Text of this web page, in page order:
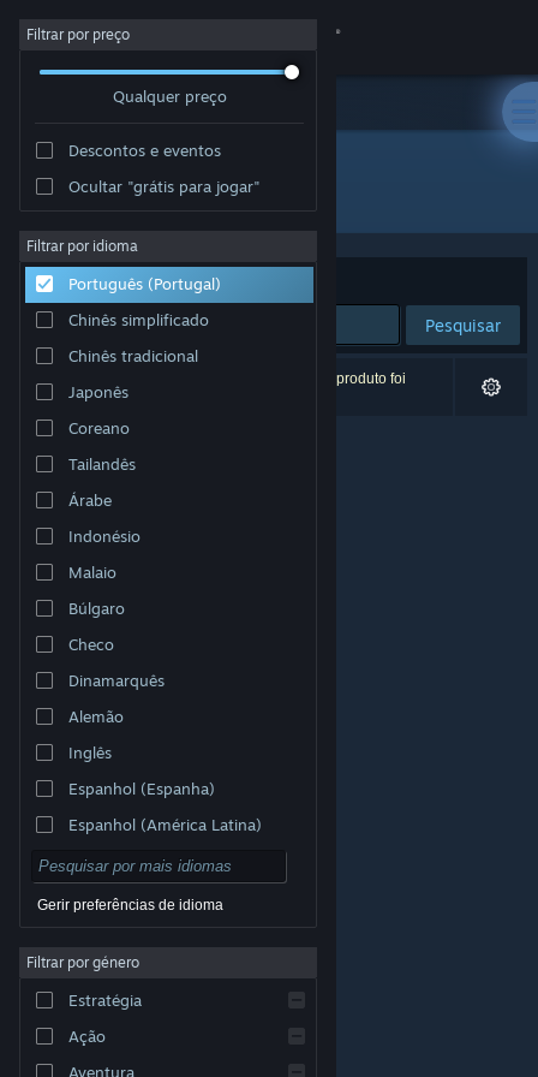
Iniciar sessão
Sobre
Apoio
Alterar idioma
Instala a app móvel do Steam
Ver versão para computadores
© Valve Corporation. Todos os direitos reservados.
respetivos proprietários nos E.U.A. e outros países.
Acessibilidade
Reembolsos|Cookies
Filtrar por preço
Qualquer preço
Descontos e eventos
Ocultar "grátis para jogar"
Filtrar por idioma
Português (Portugal)
Chinês simplificado
Chinês tradicional
Japonês
Coreano
Tailandês
Árabe
Indonésio
Malaio
Búlgaro
Checo
Dinamarquês
Alemão
Inglês
Espanhol (Espanha)
Espanhol (América Latina)
Gerir preferências de idioma
Filtrar por género
Estratégia
Ação
Aventura
Developer: Ashley Roesler
Ordenar por Relevância
Pesquisar
0 resultados correspondentes à tua pesquisa. 1 produto foi
excluído com base nas tuas preferências.